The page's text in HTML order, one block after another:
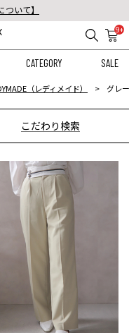
ついて】
送料無料！
9+
CATEGORY SALE
（レディメイド） グレ
こだわり検索